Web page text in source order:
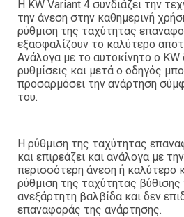
Η KW Variant 4 συνδιάζει την
την άνεση στην καθημερινή
ρύθμιση της ταχύτητας
εξασφαλίζουν το καλύτερο
Ανάλογα με το αυτοκίνητο ο KW
ρυθμίσεις και μετά ο οδηγός
προσαρμόσει την ανάρτηση
του.
Η ρύθμιση της ταχύτητας
και επιρεάζει και ανάλογα με
περισσότερη άνεση ή καλύτερο
ρύθμιση της ταχύτητας βύθισης
ανεξάρτητη βαλβίδα και δεν
επαναφοράς της ανάρτησης.